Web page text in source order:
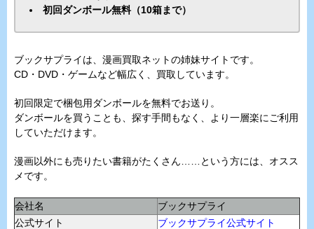
初回ダンボール無料（10箱まで）
ブックサプライは、漫画買取ネットの姉妹サイトです。
CD・DVD・ゲームなど幅広く、買取しています。
初回限定で梱包用ダンボールを無料でお送り。
ダンボールを買うことも、探す手間もなく、より一層楽にご利用
していただけます。
漫画以外にも売りたい書籍がたくさん……という方には、オスス
メです。
会社名
ブックサプライ
公式サイト
ブックサプライ公式サイト